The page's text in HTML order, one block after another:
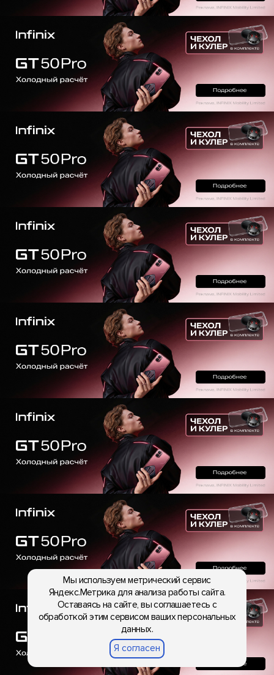
Мы используем метрический сервис
Яндекс.Метрика для анализа работы сайта.
Оставаясь на сайте, вы соглашаетесь с
обработкой этим сервисом ваших персональных
данных.
Я согласен